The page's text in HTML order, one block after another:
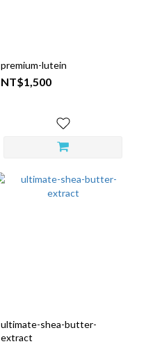
premium-lutein
NT$1,500
ultimate-shea-butter-
extract